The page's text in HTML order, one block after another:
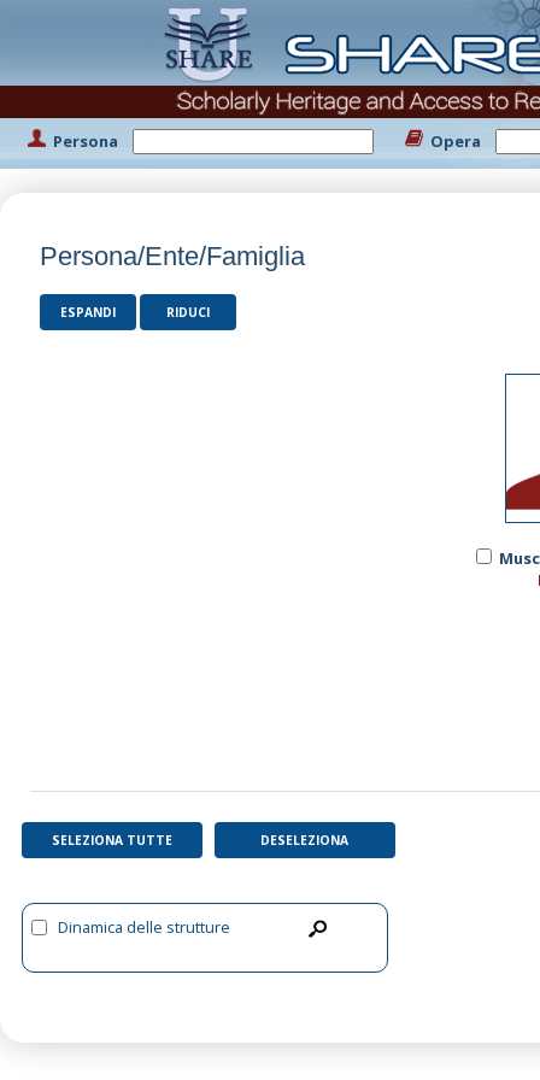
Persona Opera
Persona/Ente/Famiglia
ESPANDI RIDUCI
SELEZIONA TUTTE DESELEZIONA
Dinamica delle strutture